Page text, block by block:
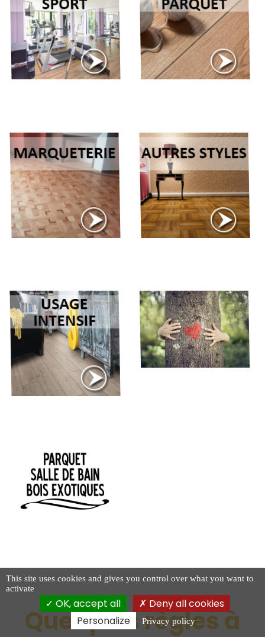
Quelques règles à
This site uses cookies and gives you control over what you want to
activate
OK, accept all
Deny all cookies
Personalize
Privacy policy